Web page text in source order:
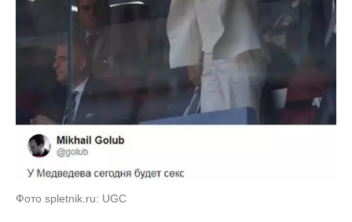
Фото spletnik.ru: UGC